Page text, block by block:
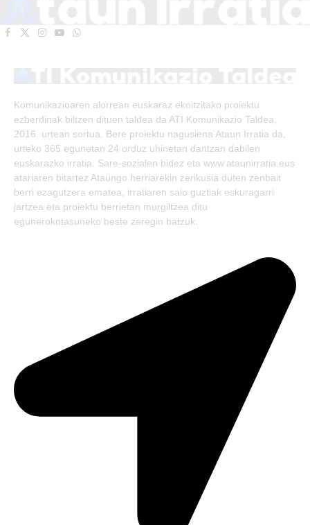
Facebook
X
Instagram
YouTubeWhatsApp
Komunikazioaren alorrean euskaraz ekoitzitako proiektu
ezberdinak biltzen dituen taldea da ATI Komunikazio Taldea,
2016. urtean sortua. Bere proiektu nagusiena Ataun Irratia da,
urteko 365 egunetan 24 orduz uhinetan dantzan dabilen
euskarazko irratia. Sare-sozialen bidez eta www.ataunirratia.eus
atariaren bitartez Ataungo herriarekin zerikusia duten zenbait
berri ezagutzera ematea, irratiaren saio guztiak eskuragarri
jartzea eta proiektu berrietan murgiltzea ditu
egunerokotasuneko beste zeregin batzuk.